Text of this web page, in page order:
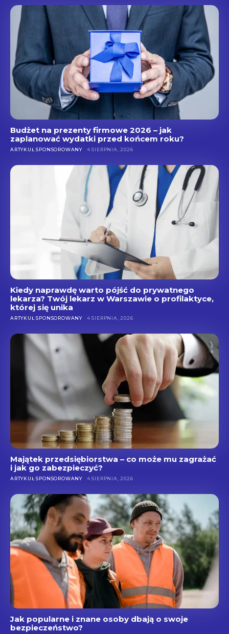
Budżet na prezenty firmowe 2026 – jak
zaplanować wydatki przed końcem roku?
ARTYKUŁ SPONSOROWANY 4 SIERPNIA, 2026
Kiedy naprawdę warto pójść do prywatnego
lekarza? Twój lekarz w Warszawie o profilaktyce,
której się unika
ARTYKUŁ SPONSOROWANY 4 SIERPNIA, 2026
Majątek przedsiębiorstwa – co może mu zagrażać
i jak go zabezpieczyć?
ARTYKUŁ SPONSOROWANY 4 SIERPNIA, 2026
Jak popularne i znane osoby dbają o swoje
bezpieczeństwo?